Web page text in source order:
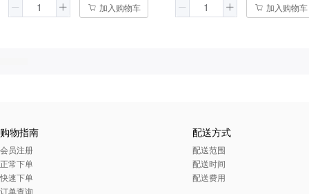
加入购物车 加入购物车
购物指南
会员注册
正常下单
快速下单
订单查询
配送方式
配送范围
配送时间
配送费用